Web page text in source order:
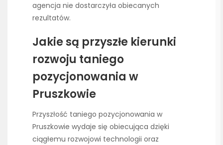
agencja nie dostarczyła obiecanych
rezultatów.
Jakie są przyszłe kierunki
rozwoju taniego
pozycjonowania w
Pruszkowie
Przyszłość taniego pozycjonowania w
Pruszkowie wydaje się obiecująca dzięki
ciągłemu rozwojowi technologii oraz